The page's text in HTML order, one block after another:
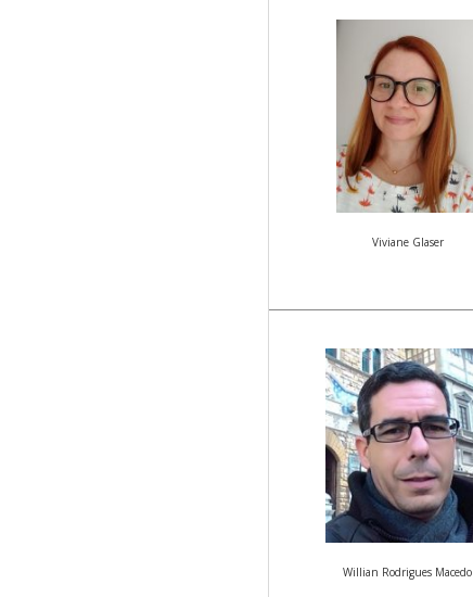
Viviane Glaser
Willian Rodrigues Macedo